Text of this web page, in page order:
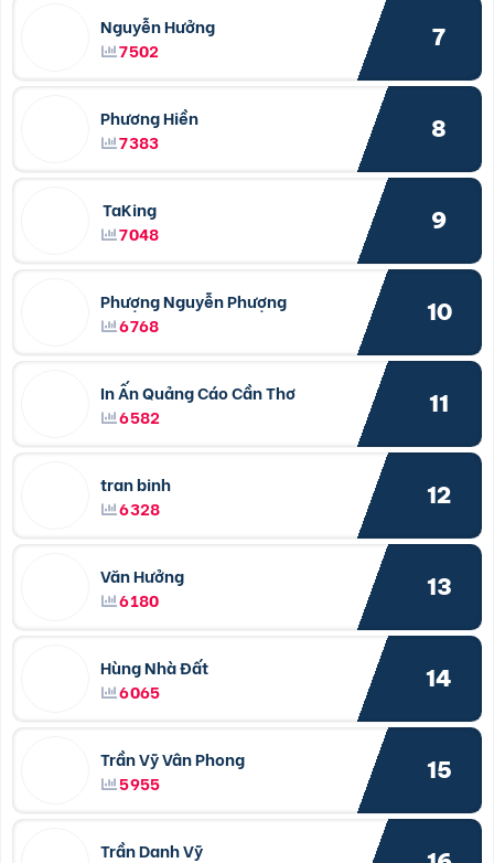
Nguyễn Hưởng
7502
7
Phương Hiền
7383
8
TaKing
7048
9
Phượng Nguyễn Phượng
6768
10
In Ấn Quảng Cáo Cần Thơ
6582
11
tran binh
6328
12
Văn Hưởng
6180
13
Hùng Nhà Đất
6065
14
Trần Vỹ Vân Phong
5955
15
Trần Danh Vỹ